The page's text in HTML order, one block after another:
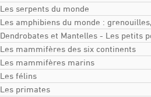
Les serpents du monde
Les amphibiens du monde :
Dendrobates et Mantelles - Les petits
Les mammifères des six continents
Les mammifères marins
Les félins
Les primates